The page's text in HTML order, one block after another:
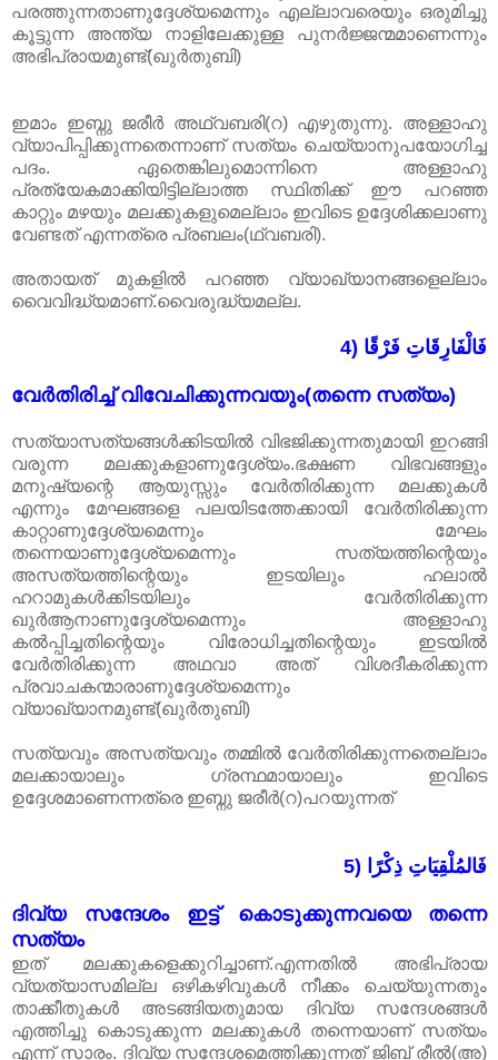
പരത്തുന്നതാണുദ്ദേശ്യമെന്നും എല്ലാവരെയും ഒരുമിച്ചു
കൂട്ടുന്ന അന്ത്യ നാളിലേക്കുള്ള പുനർജ്ജന്മമാണെന്നും
അഭിപ്രായമുണ്ട്(ഖുർതുബി)
ഇമാം ഇബ്നു ജരീർ അഥ്വബരി(റ) എഴുതുന്നു. അള്ളാഹു
വ്യാപിപ്പിക്കുന്നതെന്നാണ് സത്യം ചെയ്യാനുപയോഗിച്ച
പദം. ഏതെങ്കിലുമൊന്നിനെ അള്ളാഹു
പ്രത്യേകമാക്കിയിട്ടില്ലാത്ത സ്ഥിതിക്ക് ഈ പറഞ്ഞ
കാറ്റും മഴയും മലക്കുകളുമെല്ലാം ഇവിടെ ഉദ്ദേശിക്കലാണു
വേണ്ടത് എന്നത്രെ പ്രബലം(ഥ്വബരി).
അതായത് മുകളിൽ പറഞ്ഞ വ്യാഖ്യാനങ്ങളെല്ലാം
വൈവിദ്ധ്യമാണ്.വൈരുദ്ധ്യമല്ല.
4) فَالْفَارِقَاتِ فَرْقًا
വേർതിരിച്ച് വിവേചിക്കുന്നവയും(തന്നെ സത്യം)
സത്യാസത്യങ്ങൾക്കിടയിൽ വിഭജിക്കുന്നതുമായി ഇറങ്ങി
വരുന്ന മലക്കുകളാണുദ്ദേശ്യം.ഭക്ഷണ വിഭവങ്ങളും
മനുഷ്യന്റെ ആയുസ്സും വേർതിരിക്കുന്ന മലക്കുകൾ
എന്നും മേഘങ്ങളെ പലയിടത്തേക്കായി വേർതിരിക്കുന്ന
കാറ്റാണുദ്ദേശ്യമെന്നും മേഘം
തന്നെയാണുദ്ദേശ്യമെന്നും സത്യത്തിന്റെയും
അസത്യത്തിന്റെയും ഇടയിലും ഹലാൽ
ഹറാമുകൾക്കിടയിലും വേർതിരിക്കുന്ന
ഖുർആനാണുദ്ദേശ്യമെന്നും അള്ളാഹു
കൽ‌പ്പിച്ചതിന്റെയും വിരോധിച്ചതിന്റെയും ഇടയിൽ
വേർതിരിക്കുന്ന അഥവാ അത് വിശദീകരിക്കുന്ന
പ്രവാചകന്മാരാണുദ്ദേശ്യമെന്നും
വ്യാഖ്യാനമുണ്ട്(ഖുർതുബി)
സത്യവും അസത്യവും തമ്മിൽ വേർതിരിക്കുന്നതെല്ലാം
മലക്കായാലും ഗ്രന്ഥമായാലും ഇവിടെ
ഉദ്ദേശമാണെന്നത്രെ ഇബ്നു ജരീർ(റ)പറയുന്നത്
5) فَالمُلْقِيَاتِ ذِكْرًا
ദിവ്യ സന്ദേശം ഇട്ട് കൊടുക്കുന്നവയെ തന്നെ
സത്യം
ഇത് മലക്കുകളെക്കുറിച്ചാണ്.എന്നതിൽ അഭിപ്രായ
വ്യത്യാസമില്ല ഒഴികഴിവുകൾ നീക്കം ചെയ്യുന്നതും
താക്കീതുകൾ അടങ്ങിയതുമായ ദിവ്യ സന്ദേശങ്ങൾ
എത്തിച്ചു കൊടുക്കുന്ന മലക്കുകൾ തന്നെയാണ് സത്യം
എന്ന് സാരം. ദിവ്യ സന്ദേശമെത്തിക്കുന്നത് ജിബ് രീൽ(അ)